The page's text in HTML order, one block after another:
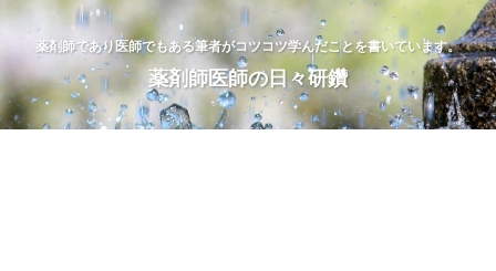
薬剤師であり医師でもある筆者がコツコツ学んだことを書いています。
薬剤師医師の日々研鑽